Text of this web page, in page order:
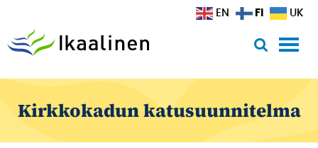
Kirkkokadun katusuunnitelma
EN FI UK